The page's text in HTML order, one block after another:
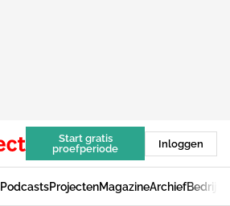
Start gratis
proefperiode
Inloggen
PodcastsProjectenMagazineArchief